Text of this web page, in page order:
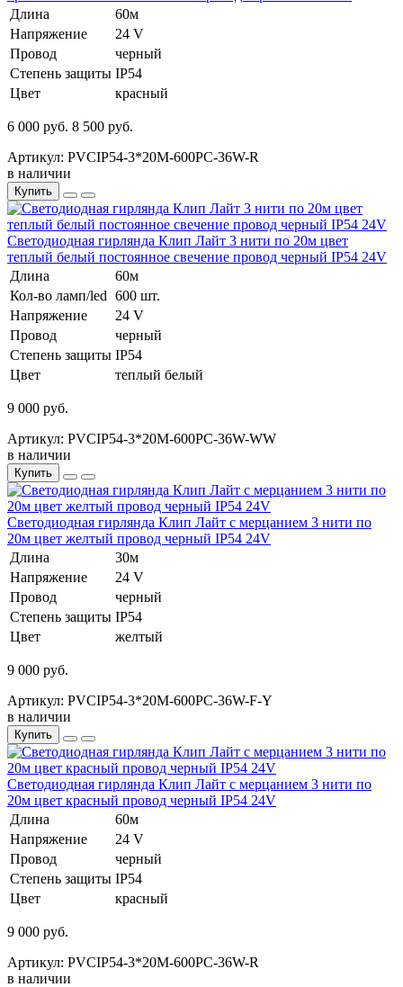
Длина
60м
Напряжение
24 V
Провод
черный
Степень защиты IP54
Цвет
красный
6 000 руб. 8 500 руб.
Артикул: PVCIP54-3*20M-600PC-36W-R
в наличии
Купить
Светодиодная гирлянда Клип Лайт 3 нити по 20м цвет
теплый белый постоянное свечение провод черный IP54 24V
Длина
60м
Кол-во ламп/led 600 шт.
Напряжение
24 V
Провод
черный
Степень защиты IP54
Цвет
теплый белый
9 000 руб.
Артикул: PVCIP54-3*20M-600PC-36W-WW
в наличии
Купить
Светодиодная гирлянда Клип Лайт с мерцанием 3 нити по
20м цвет желтый провод черный IP54 24V
Длина
30м
Напряжение
24 V
Провод
черный
Степень защиты IP54
Цвет
желтый
9 000 руб.
Артикул: PVCIP54-3*20M-600PC-36W-F-Y
в наличии
Купить
Светодиодная гирлянда Клип Лайт с мерцанием 3 нити по
20м цвет красный провод черный IP54 24V
Длина
60м
Напряжение
24 V
Провод
черный
Степень защиты IP54
Цвет
красный
9 000 руб.
Артикул: PVCIP54-3*20M-600PC-36W-R
в наличии